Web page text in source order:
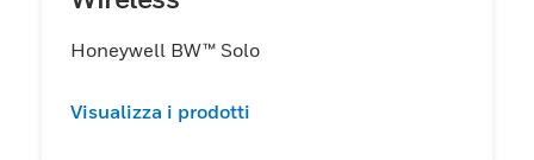
Honeywell BW™ Solo
Visualizza i prodotti